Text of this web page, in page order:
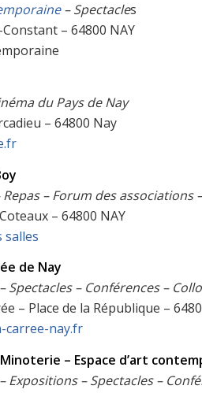
– Spectacles
– 64800 NAY
du Pays de Nay
– 64800 Nay
Repas – Forum des associations
– 64800 NAY
salles
de Nay
Spectacles – Conférences –
– Place de la République –
carree-nay.fr
– Espace d’art
Expositions – Spectacles –